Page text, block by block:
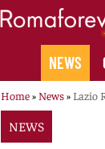
NEWS
Home» News» Lazio
NEWS